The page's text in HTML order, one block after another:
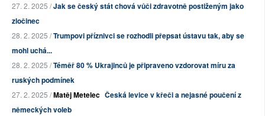
27. 2. 2025 /Jak se český stát chová vůči zdravotně postiženým jako
zločinec
28. 2. 2025 /Trumpovi příznivci se rozhodli přepsat ústavu tak, aby se
mohl uchá...
28. 2. 2025 /Téměř 80 % Ukrajinců je připraveno vzdorovat míru za
ruských podmínek
27. 2. 2025 /Matěj Metelec Česká levice v křeči a nejasné poučení z
německých voleb